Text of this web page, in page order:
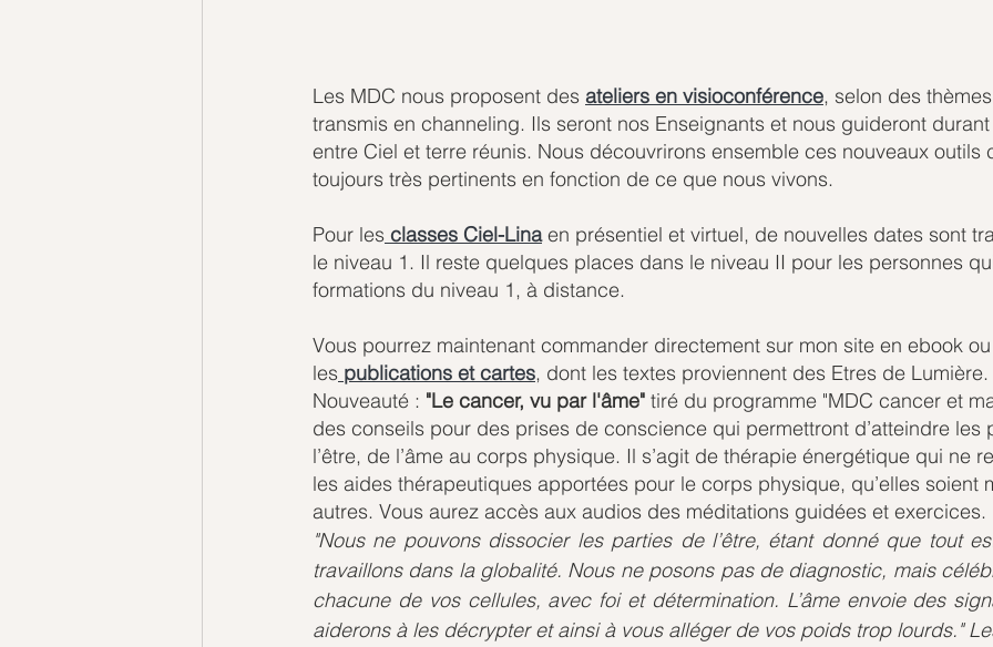
Les MDC nous proposent des ateliers en visioconférence, selon des
transmis en channeling. Ils seront nos Enseignants et nous guideront
entre Ciel et terre réunis. Nous découvrirons ensemble ces nouveaux outils
toujours très pertinents en fonction de ce que nous vivons.
Pour les classes Ciel-Lina en présentiel et virtuel, de nouvelles dates sont
le niveau 1. Il reste quelques places dans le niveau II pour les personnes
formations du niveau 1, à distance.
Vous pourrez maintenant commander directement sur mon site en ebook
les publications et cartes, dont les textes proviennent des Etres de Lumière.
Nouveauté : "Le cancer, vu par l'âme" tiré du programme "MDC cancer et
des conseils pour des prises de conscience qui permettront d’atteindre les
l’être, de l’âme au corps physique. Il s’agit de thérapie énergétique qui ne
les aides thérapeutiques apportées pour le corps physique, qu’elles soient
autres. Vous aurez accès aux audios des méditations guidées et exercices.
"Nous ne pouvons dissocier les parties de l’être, étant donné que tout
travaillons dans la globalité. Nous ne posons pas de diagnostic, mais
chacune de vos cellules, avec foi et détermination. L’âme envoie des
aiderons à les décrypter et ainsi à vous alléger de vos poids trop lourds."